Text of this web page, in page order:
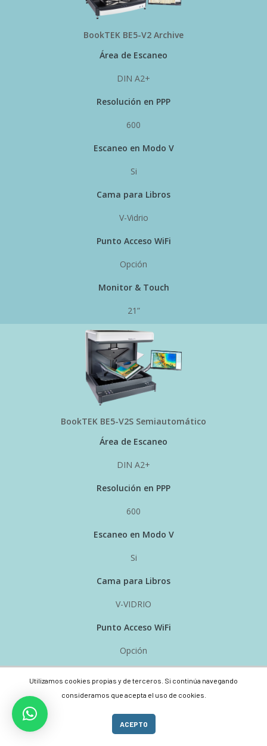
BookTEK BE5-V2 Archive
Área de Escaneo
DIN A2+
Resolución en PPP
600
Escaneo en Modo V
Si
Cama para Libros
V-Vidrio
Punto Acceso WiFi
Opción
Monitor & Touch
21”
BookTEK BE5-V2S Semiautomático
Área de Escaneo
DIN A2+
Resolución en PPP
600
Escaneo en Modo V
Si
Cama para Libros
V-VIDRIO
Punto Acceso WiFi
Opción
21”
Utilizamos cookies propias y de terceros. Si continúa navegando
consideramos que acepta el uso de cookies.
ACEPTO